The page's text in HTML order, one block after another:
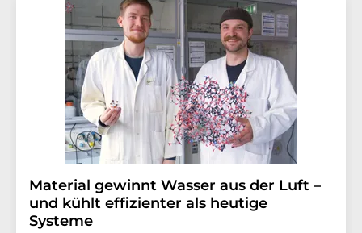
Material gewinnt Wasser aus der Luft –
und kühlt effizienter als heutige
Systeme